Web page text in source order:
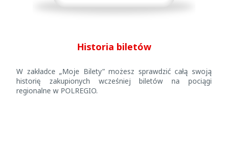
Historia biletów
W zakładce „Moje Bilety” możesz sprawdzić całą swoją
historię zakupionych wcześniej biletów na pociągi
regionalne w POLREGIO.